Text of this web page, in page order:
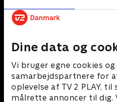
Dine data og
Vi bruger egne cookies
samarbejdspartnere for
oplevelse af TV 2 PLAY,
målrette annoncer til dig.
Andre så også